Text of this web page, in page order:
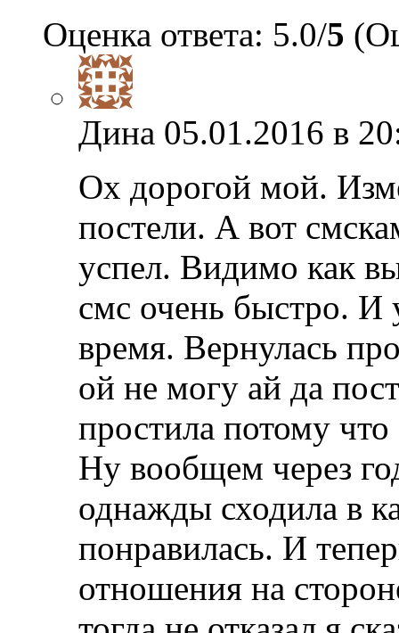
Оценка ответа: 5.0/5
Дина 05.01.2016 в
Ох дорогой мой.
постели. А вот
успел. Видимо как
смс очень быстро. И
время. Вернулась
ой не могу ай да
простила потому
Ну вообщем через
однажды сходила в
понравилась. И
отношения на